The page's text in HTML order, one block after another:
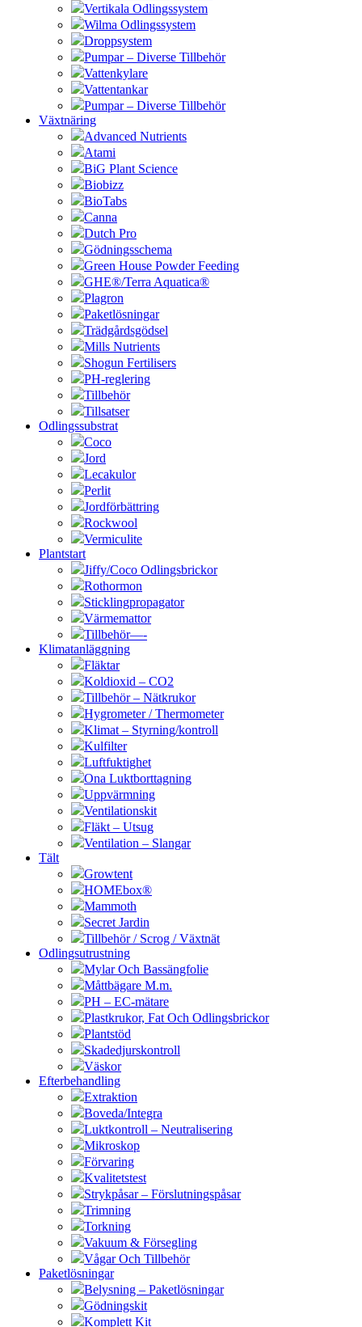
Vertikala Odlingssystem
Wilma Odlingssystem
Droppsystem
Pumpar – Diverse Tillbehör
Vattenkylare
Vattentankar
Pumpar – Diverse Tillbehör
Växtnäring
Advanced Nutrients
Atami
BiG Plant Science
Biobizz
BioTabs
Canna
Dutch Pro
Gödningsschema
Green House Powder Feeding
GHE®/Terra Aquatica®
Plagron
Paketlösningar
Trädgårdsgödsel
Mills Nutrients
Shogun Fertilisers
PH-reglering
Tillbehör
Tillsatser
Odlingssubstrat
Coco
Jord
Lecakulor
Perlit
Jordförbättring
Rockwool
Vermiculite
Plantstart
Jiffy/Coco Odlingsbrickor
Rothormon
Sticklingpropagator
Värmemattor
Tillbehör—-
Klimatanläggning
Fläktar
Koldioxid – CO2
Tillbehör – Nätkrukor
Hygrometer / Thermometer
Klimat – Styrning/kontroll
Kulfilter
Luftfuktighet
Ona Luktborttagning
Uppvärmning
Ventilationskit
Fläkt – Utsug
Ventilation – Slangar
Tält
Growtent
HOMEbox®
Mammoth
Secret Jardin
Tillbehör / Scrog / Växtnät
Odlingsutrustning
Mylar Och Bassängfolie
Måttbägare M.m.
PH – EC-mätare
Plastkrukor, Fat Och Odlingsbrickor
Plantstöd
Skadedjurskontroll
Väskor
Efterbehandling
Extraktion
Boveda/Integra
Luktkontroll – Neutralisering
Mikroskop
Förvaring
Kvalitetstest
Strykpåsar – Förslutningspåsar
Trimning
Torkning
Vakuum & Försegling
Vågar Och Tillbehör
Paketlösningar
Belysning – Paketlösningar
Gödningskit
Komplett Kit